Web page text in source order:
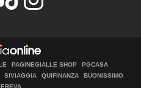
PAGINEGIALLE SHOP
PGCASA
SIVIAGGIA QUIFINANZA
BUONISSIMO